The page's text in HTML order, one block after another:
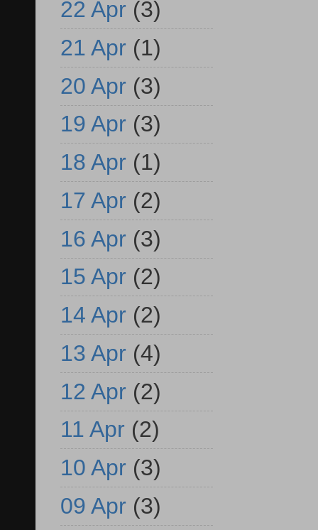
22 Apr (3)
21 Apr (1)
20 Apr (3)
19 Apr (3)
18 Apr (1)
17 Apr (2)
16 Apr (3)
15 Apr (2)
14 Apr (2)
13 Apr (4)
12 Apr (2)
11 Apr (2)
10 Apr (3)
09 Apr (3)